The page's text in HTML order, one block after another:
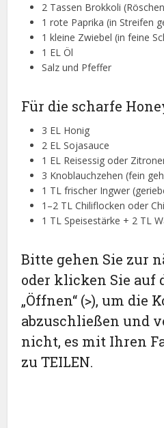
2 Tassen Brokkoli
1 rote Paprika (in Streifen
1 kleine Zwiebel (in feine
1 EL Öl
Salz und Pfeffer
Für die scharfe
3 EL Honig
2 EL Sojasauce
1 EL Reisessig oder
3 Knoblauchzehen (fein
1 TL frischer Ingwer
1–2 TL Chiliflocken oder
1 TL Speisestärke + 2 TL
Bitte gehen Sie zur
oder klicken Sie auf
„Öffnen“ (>), um die
abzuschließen und
nicht, es mit Ihren
zu TEILEN.